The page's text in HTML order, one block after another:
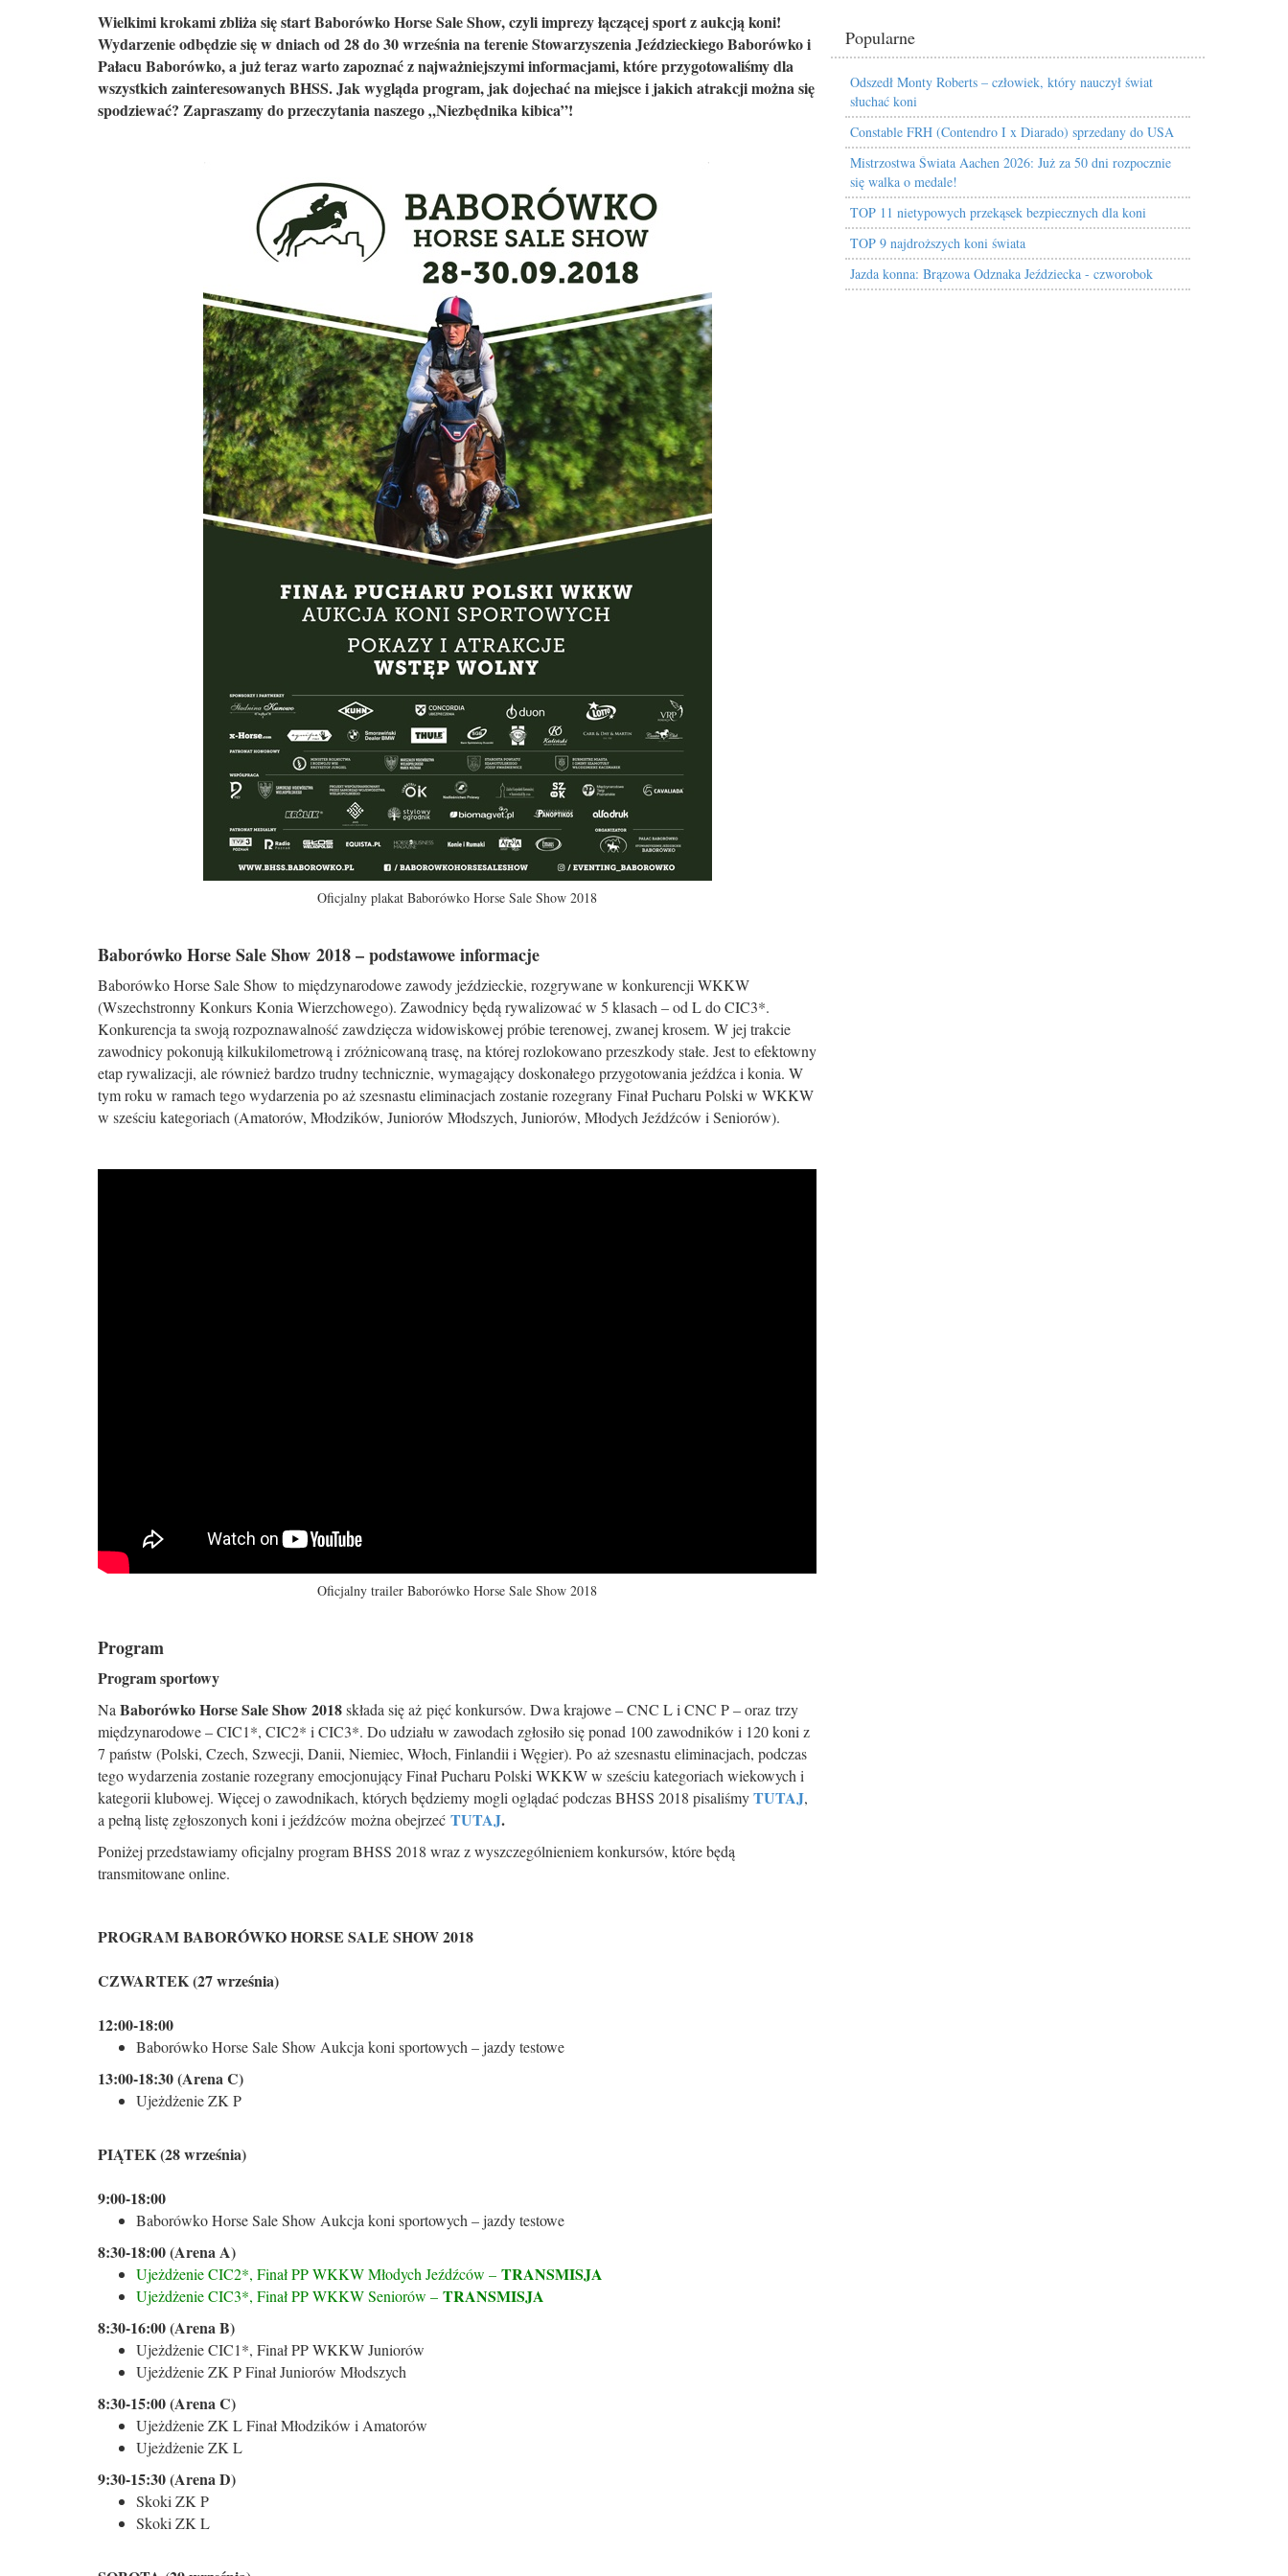
Wielkimi krokami zbliża się start Baborówko Horse Sale Show, czyli imprezy łączącej sport z aukcją koni!
Wydarzenie odbędzie się w dniach od 28 do 30 września na terenie Stowarzyszenia Jeździeckiego Baborówko i
Pałacu Baborówko, a już teraz warto zapoznać z najważniejszymi informacjami, które przygotowaliśmy dla
wszystkich zainteresowanych BHSS. Jak wygląda program, jak dojechać na miejsce i jakich atrakcji można się
spodziewać? Zapraszamy do przeczytania naszego „Niezbędnika kibica”!
Oficjalny plakat Baborówko Horse Sale Show 2018
Baborówko Horse Sale Show 2018 – podstawowe informacje
Baborówko Horse Sale Show to międzynarodowe zawody jeździeckie, rozgrywane w konkurencji WKKW
(Wszechstronny Konkurs Konia Wierzchowego). Zawodnicy będą rywalizować w 5 klasach – od L do CIC3*.
Konkurencja ta swoją rozpoznawalność zawdzięcza widowiskowej próbie terenowej, zwanej krosem. W jej trakcie
zawodnicy pokonują kilkukilometrową i zróżnicowaną trasę, na której rozlokowano przeszkody stałe. Jest to efektowny
etap rywalizacji, ale również bardzo trudny technicznie, wymagający doskonałego przygotowania jeźdźca i konia. W
tym roku w ramach tego wydarzenia po aż szesnastu eliminacjach zostanie rozegrany Finał Pucharu Polski w WKKW
w sześciu kategoriach (Amatorów, Młodzików, Juniorów Młodszych, Juniorów, Młodych Jeźdźców i Seniorów).
Oficjalny trailer Baborówko Horse Sale Show 2018
Program
Program sportowy
Na BaborówkoHorse Sale Show 2018składa się aż pięć konkursów. Dwa krajowe – CNC L i CNC P – oraz trzy
międzynarodowe – CIC1*, CIC2* i CIC3*. Do udziału w zawodach zgłosiło się ponad 100 zawodników i 120 koni z
7 państw (Polski, Czech, Szwecji, Danii, Niemiec, Włoch, Finlandii i Węgier). Po aż szesnastu eliminacjach, podczas
tego wydarzenia zostanie rozegrany emocjonujący Finał Pucharu Polski WKKW w sześciu kategoriach wiekowych i
kategorii klubowej. Więcej o zawodnikach, których będziemy mogli oglądać podczas BHSS 2018 pisaliśmyTUTAJ,
a pełną listę zgłoszonych koni i jeźdźców można obejrzeć TUTAJ.
Poniżej przedstawiamy oficjalny program BHSS 2018 wraz z wyszczególnieniem konkursów, które będą
transmitowane online.
PROGRAM BABORÓWKO HORSE SALE SHOW 2018
CZWARTEK (27 września)
12:00-18:00
Baborówko Horse Sale Show Aukcja koni sportowych – jazdy testowe
13:00-18:30 (Arena C)
Ujeżdżenie ZK P
PIĄTEK (28 września)
9:00-18:00
Baborówko Horse Sale Show Aukcja koni sportowych – jazdy testowe
8:30-18:00 (Arena A)
Ujeżdżenie CIC2*, Finał PP WKKW Młodych Jeźdźców – TRANSMISJA
Ujeżdżenie CIC3*, Finał PP WKKW Seniorów – TRANSMISJA
8:30-16:00 (Arena B)
Ujeżdżenie CIC1*, Finał PP WKKW Juniorów
Ujeżdżenie ZK P Finał Juniorów Młodszych
8:30-15:00 (Arena C)
Ujeżdżenie ZK L Finał Młodzików i Amatorów
Ujeżdżenie ZK L
9:30-15:30 (Arena D)
Skoki ZK P
Skoki ZK L
Popularne
Odszedł Monty Roberts – człowiek, który nauczył świat
słuchać koni
Constable FRH (Contendro I x Diarado) sprzedany do USA
Mistrzostwa Świata Aachen 2026: Już za 50 dni rozpocznie
się walka o medale!
TOP 11 nietypowych przekąsek bezpiecznych dla koni
TOP 9 najdroższych koni świata
Jazda konna: Brązowa Odznaka Jeździecka - czworobok